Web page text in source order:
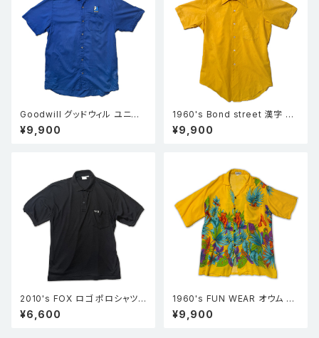
Goodwill グッドウィル ユニフォ
ーム 半袖ワークシャツ 青 XL
¥9,900
1960's Bond street 漢字 ジ
ャガード 半袖シャツ 福禄寿 マ
スタード
¥9,900
2010's FOX ロゴ ポロシャツ
カート・コバーン 黒 XL
¥6,600
1960's FUN WEAR オウム ハ
ワイアンシャツ 鳥 黄色
¥9,900